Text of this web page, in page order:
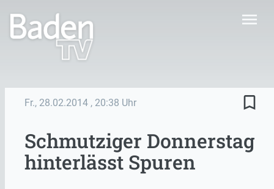
menu
Fr., 28.02.2014 , 20:38 Uhr bookmark_border
Schmutziger Donnerstag
hinterlässt Spuren